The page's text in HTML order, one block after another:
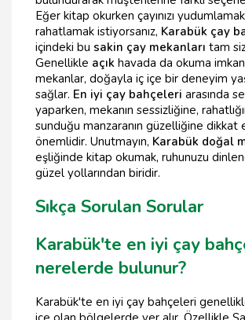
Eğer kitap okurken çayınızı
rahatlamak istiyorsanız, Karabük çay
içindeki bu sakin çay mekanları tam
Genellikle açık havada da okuma
mekanlar, doğayla iç içe bir deneyim
sağlar. En iyi çay bahçeleri arasında
yaparken, mekanın sessizliğine,
sunduğu manzaranın güzelliğine dikkat
önemlidir. Unutmayın, Karabük doğal
eşliğinde kitap okumak, ruhunuzu
güzel yollarından biridir.
Sıkça Sorulan Sorular
Karabük'te en iyi çay
nerelerde bulunur?
Karabük'te en iyi çay bahçeleri